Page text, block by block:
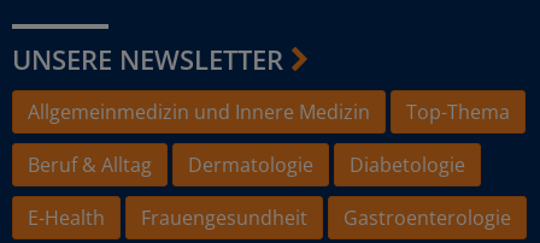
UNSERE NEWSLETTER
Allgemeinmedizin und Innere Medizin
Top-Thema
Beruf & Alltag
Dermatologie
Diabetologie
E-Health
Frauengesundheit
Gastroenterologie